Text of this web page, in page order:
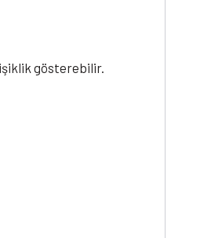
gösterebilir.